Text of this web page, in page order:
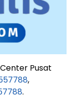
Pusat
,
.